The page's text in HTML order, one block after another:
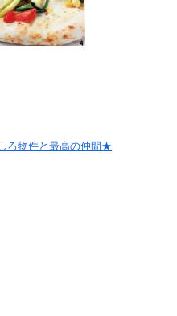
ろ物件と最高の仲間★